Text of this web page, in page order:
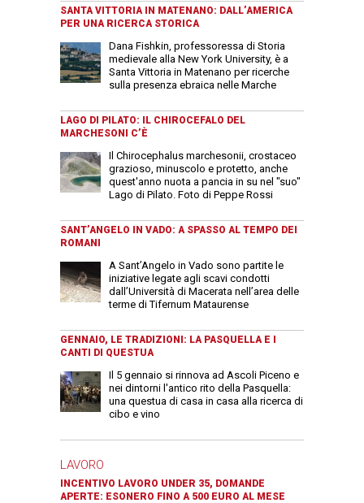
SANTA VITTORIA IN MATENANO: DALL’AMERICA
PER UNA RICERCA STORICA
Dana Fishkin, professoressa di Storia
medievale alla New York University, è a
Santa Vittoria in Matenano per ricerche
sulla presenza ebraica nelle Marche
LAGO DI PILATO: IL CHIROCEFALO DEL
MARCHESONI C’È
Il Chirocephalus marchesonii, crostaceo
grazioso, minuscolo e protetto, anche
quest'anno nuota a pancia in su nel "suo"
Lago di Pilato. Foto di Peppe Rossi
SANT’ANGELO IN VADO: A SPASSO AL TEMPO DEI
ROMANI
A Sant’Angelo in Vado sono partite le
iniziative legate agli scavi condotti
dall’Università di Macerata nell’area delle
terme di Tifernum Mataurense
GENNAIO, LE TRADIZIONI: LA PASQUELLA E I
CANTI DI QUESTUA
Il 5 gennaio si rinnova ad Ascoli Piceno e
nei dintorni l'antico rito della Pasquella:
una questua di casa in casa alla ricerca di
cibo e vino
LAVORO
INCENTIVO LAVORO UNDER 35, DOMANDE
APERTE: ESONERO FINO A 500 EURO AL MESE